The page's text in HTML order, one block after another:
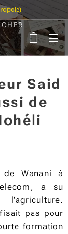
Said
de
Wanani à
a su
pas pour
formation